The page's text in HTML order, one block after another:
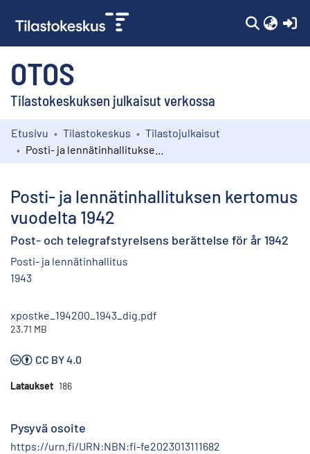
OTOS
Tilastokeskuksen julkaisut verkossa
Kokoelmat
Etusivu Tilastokeskus
Tilastojulkaisut
Posti- ja lennätinhallituksen kertomus
vuodelta 1942
Post- och telegrafstyrelsens berättelse för år 1942
Posti- ja lennätinhallitus
1943
xpostke_194200_1943_dig.pdf
23.71 MB
CC BY 4.0
Lataukset 186
Pysyvä osoite
https://urn.fi/URN:NBN:fi-fe2023013111682